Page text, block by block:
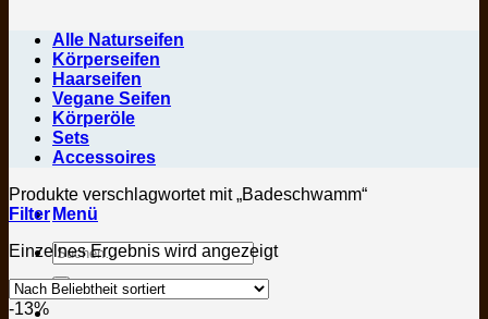
Menü
Suchen
nach:
Alle Naturseifen
Körperseifen
Haarseifen
Vegane Seifen
Körperöle
Sets
Accessoires
Produkte verschlagwortet mit „Badeschwamm“
Filter
Einzelnes Ergebnis wird angezeigt
-13%